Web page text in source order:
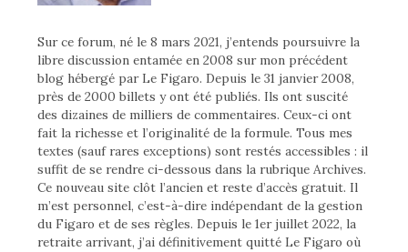
Sur ce forum, né le 8 mars 2021, j’entends poursuivre la
libre discussion entamée en 2008 sur mon précédent
blog hébergé par Le Figaro. Depuis le 31 janvier 2008,
près de 2000 billets y ont été publiés. Ils ont suscité
des dizaines de milliers de commentaires. Ceux-ci ont
fait la richesse et l’originalité de la formule. Tous mes
textes (sauf rares exceptions) sont restés accessibles : il
suffit de se rendre ci-dessous dans la rubrique Archives.
Ce nouveau site clôt l’ancien et reste d’accès gratuit. Il
m’est personnel, c’est-à-dire indépendant de la gestion
du Figaro et de ses règles. Depuis le 1er juillet 2022, la
retraite arrivant, j’ai définitivement quitté Le Figaro où